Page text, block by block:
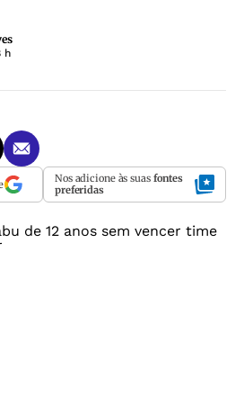
h
Nos adicione às suas fontes
preferidas